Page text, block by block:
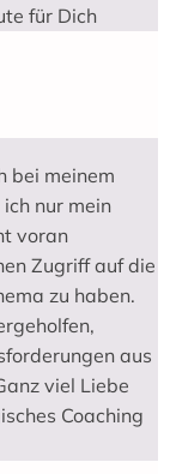
für Dich
bei meinem
nur mein
voran
Zugriff auf die
zu haben.
aus
viel Liebe
Coaching